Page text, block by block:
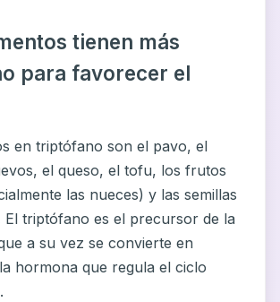
tienen más
para favorecer el
en triptófano son el pavo, el
el queso, el tofu, los frutos
las nueces) y las semillas
El triptófano es el precursor de la
a su vez se convierte en
hormona que regula el ciclo